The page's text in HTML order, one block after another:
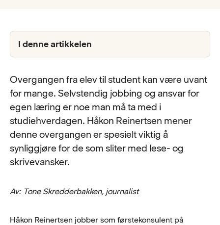
I denne artikkelen
Overgangen fra elev til student kan være uvant
for mange. Selvstendig jobbing og ansvar for
egen læring er noe man må ta med i
studiehverdagen. Håkon Reinertsen mener
denne overgangen er spesielt viktig å
synliggjøre for de som sliter med lese- og
skrivevansker.
Av: Tone Skredderbakken, journalist
Håkon Reinertsen jobber som førstekonsulent på